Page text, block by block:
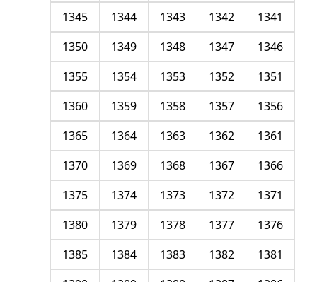
1341
1342
1343
1344
1345
1346
1347
1348
1349
1350
1351
1352
1353
1354
1355
1356
1357
1358
1359
1360
1361
1362
1363
1364
1365
1366
1367
1368
1369
1370
1371
1372
1373
1374
1375
1376
1377
1378
1379
1380
1381
1382
1383
1384
1385